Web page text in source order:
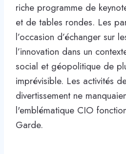
riche programme de
et de tables rondes. Les
l’occasion d’échanger sur
l’innovation dans un
social et géopolitique de
imprévisible. Les activités
divertissement ne
l'emblématique CIO
Garde.